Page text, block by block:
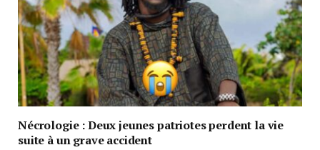
Nécrologie : Deux jeunes patriotes perdent la vie
suite à un grave accident